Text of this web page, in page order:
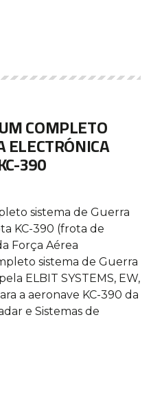
COMPLETO
ELECTRÓNICA
390
sistema de Guerra
KC-390 (frota de
Força Aérea
sistema de Guerra
ELBIT SYSTEMS, EW,
a aeronave KC-390 da
e Sistemas de